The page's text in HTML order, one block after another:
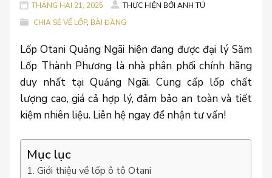
THÁNG HAI 21, 2025 THỰC HIỆN BỞI ANH TÚ
CHIA SẺ VỀ LỐP, BÀI ĐĂNG
Lốp Otani Quảng Ngãi hiện đang được đại lý Săm
Lốp Thành Phương là nhà phân phối chính hãng
duy nhất tại Quảng Ngãi. Cung cấp lốp chất
lượng cao, giá cả hợp lý, đảm bảo an toàn và tiết
kiệm nhiên liệu. Liên hệ ngay để nhận tư vấn!
Mục lục
1. Giới thiệu về lốp ô tô Otani